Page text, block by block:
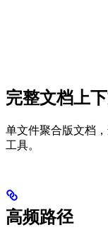
完整文档上
单文件聚合版文档
工具。
高频路径